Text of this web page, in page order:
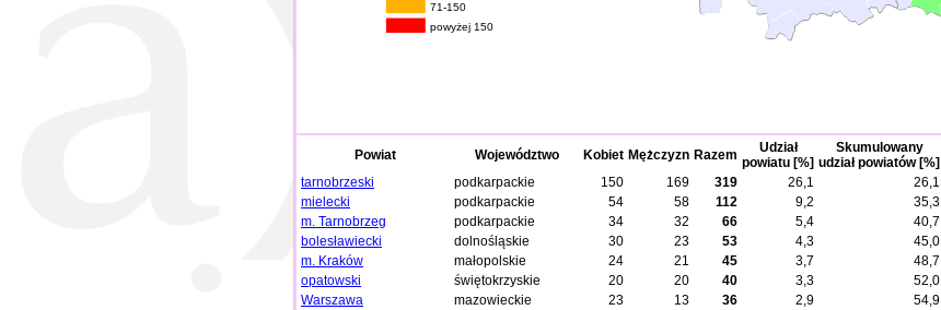
71-150
powyżej 150
Powiat Województwo Kobiet Mężczyzn Razem
Udział
powiatu [%]
Skumulowany
udział powiatów [%]
tarnobrzeski
podkarpackie 150 169 319 26,1 26,1
mielecki
podkarpackie 54 58 112 9,2 35,3
m. Tarnobrzeg
podkarpackie 34 32 66 5,4 40,7
bolesławiecki
dolnośląskie 30 23 53 4,3 45,0
m. Kraków
małopolskie 24 21 45 3,7 48,7
opatowski
świętokrzyskie 20 20 40 3,3 52,0
Warszawa
mazowieckie 23 13 36 2,9 54,9